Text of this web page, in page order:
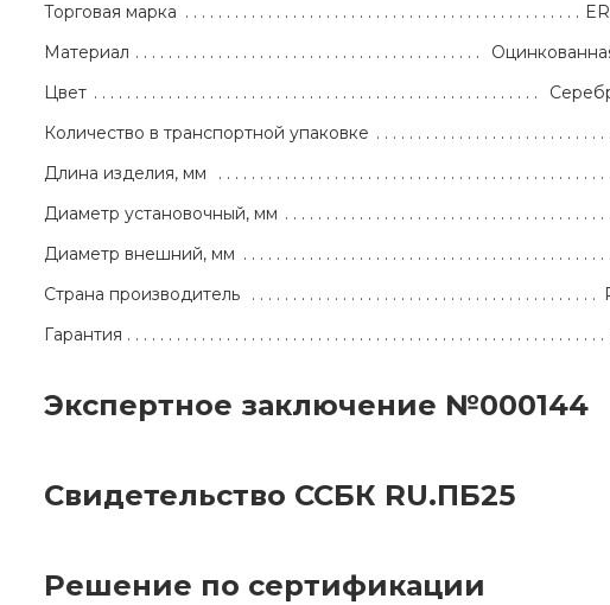
Торговая марка
Материал
Цвет
Количество в транспортной упаковке
Длина изделия, мм
Диаметр установочный, мм
Диаметр внешний, мм
Страна производитель
Гарантия
Экспертное заключение №000144
Свидетельство ССБК RU.ПБ25
Решение по сертификации